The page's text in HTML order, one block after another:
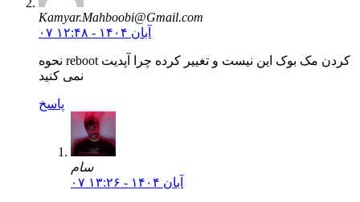
Kamyar.Mahboobi@Gmail.com
۰۷ آبان ۱۴۰۴ - ۱۲:۴۸
نحوه reboot کردن مک بوک این نیست و تغییر کرده چرا آپدیت
نمی کنید
پاسخ
سام
۰۷ آبان ۱۴۰۴ - ۱۳:۲۶